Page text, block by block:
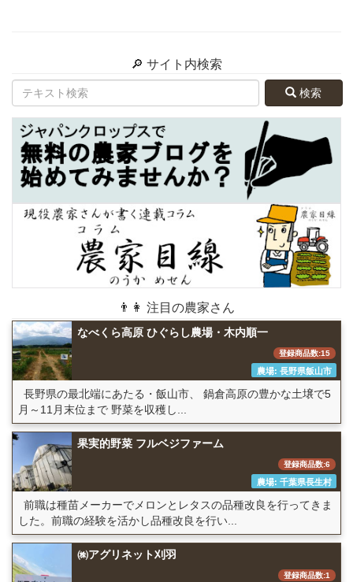
🔎 サイト内検索
検索
👨👩 注目の農家さん
なべくら高原 ひぐらし農場・木内順一
登録商品数:15
農場: 長野県飯山市
長野県の最北端にあたる・飯山市、 鍋倉高原の豊かな土壌で5
月～11月末位まで 野菜を収穫し...
果実的野菜 フルベジファーム
登録商品数:6
農場: 千葉県長生村
前職は種苗メーカーでメロンとレタスの品種改良を行ってきま
した。前職の経験を活かし品種改良を行い...
㈱アグリネット刈羽
登録商品数:1